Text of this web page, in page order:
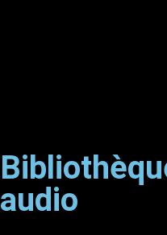
audio